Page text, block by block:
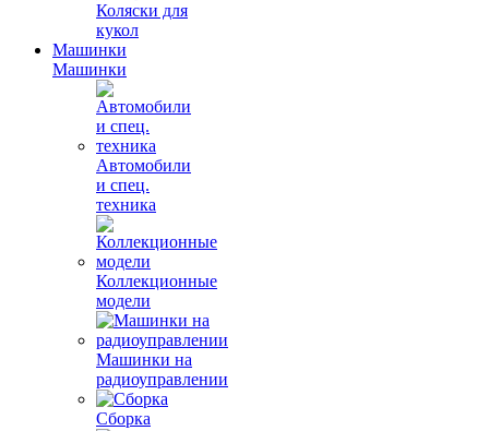
Коляски для
кукол
Машинки
Машинки
Автомобили
и спец.
техника
Коллекционные
модели
Машинки на
радиоуправлении
Сборка